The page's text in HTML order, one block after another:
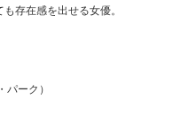
存在感を出せる女優。
ーク）